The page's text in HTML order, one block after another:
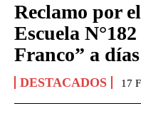
Reclamo por
Escuela
Franco” a
DESTACADOS 17